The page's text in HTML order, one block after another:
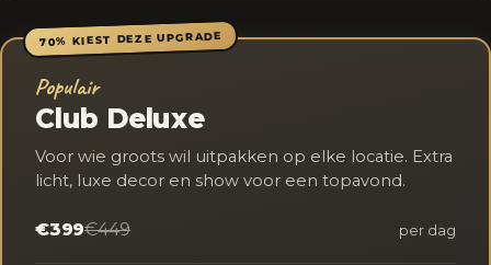
70% KIEST DEZE UPGRADE
Populair
Club Deluxe
Voor wie groots wil uitpakken op elke locatie. Extra
licht, luxe decor en show voor een topavond.
€399€449 per dag